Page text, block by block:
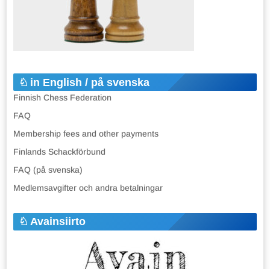
in English / på svenska
Finnish Chess Federation
FAQ
Membership fees and other payments
Finlands Schackförbund
FAQ (på svenska)
Medlemsavgifter och andra betalningar
Avainsiirto